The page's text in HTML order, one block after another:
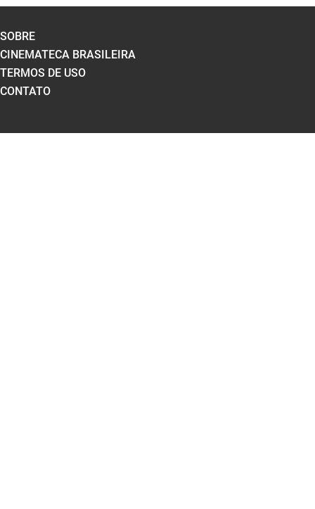
SOBRE
CINEMATECA BRASILEIRA
TERMOS DE USO
CONTATO